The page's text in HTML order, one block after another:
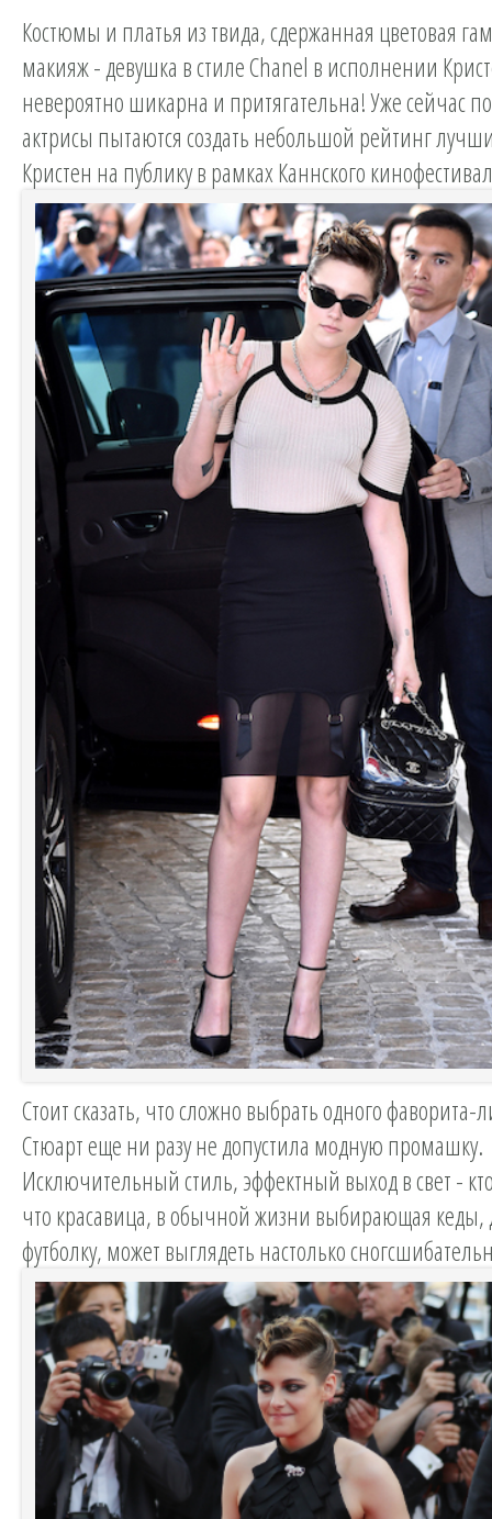
Костюмы и платья из твида, сдержанная цветовая
макияж - девушка в стиле Chanel в исполнении
невероятно шикарна и притягательна! Уже сейчас
актрисы пытаются создать небольшой рейтинг
Кристен на публику в рамках Каннского
Стоит сказать, что сложно выбрать одного фаворита-
Стюарт еще ни разу не допустила модную промашку.
Исключительный стиль, эффектный выход в свет -
что красавица, в обычной жизни выбирающая
футболку, может выглядеть настолько